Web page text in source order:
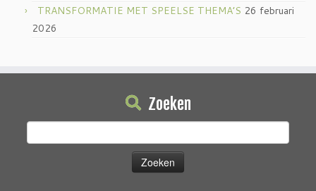
TRANSFORMATIE MET SPEELSE THEMA’S 26 februari
2026
Zoeken